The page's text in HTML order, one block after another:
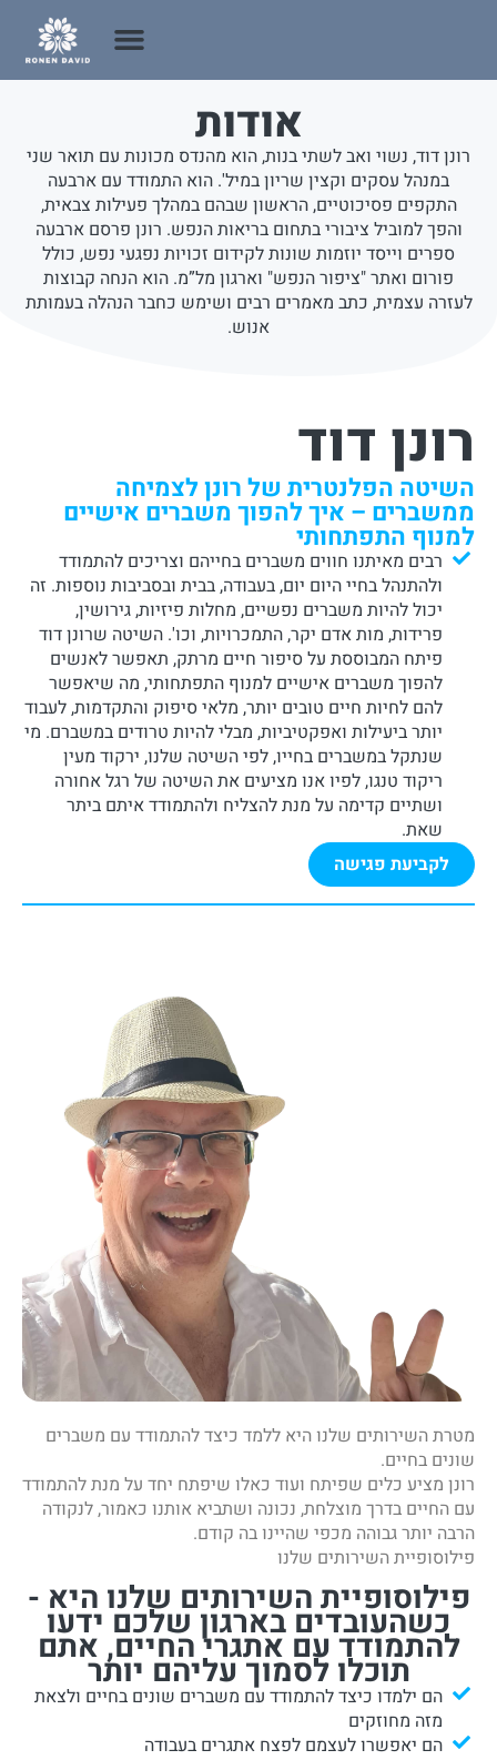
אודות
רונן דוד, נשוי ואב לשתי בנות, הוא מהנדס מכונות עם תואר שני
במנהל עסקים וקצין שריון במיל'. הוא התמודד עם ארבעה
התקפים פסיכוטיים, הראשון שבהם במהלך פעילות צבאית,
והפך למוביל ציבורי בתחום בריאות הנפש. רונן פרסם ארבעה
ספרים וייסד יוזמות שונות לקידום זכויות נפגעי נפש, כולל
פורום ואתר "ציפור הנפש" וארגון מל”מ. הוא הנחה קבוצות
לעזרה עצמית, כתב מאמרים רבים ושימש כחבר הנהלה בעמותת
אנוש.
רונן דוד
השיטה הפלנטרית של רונן לצמיחה
ממשברים – איך להפוך משברים אישיים
למנוף התפתחותי
רבים מאיתנו חווים משברים בחייהם וצריכים להתמודד
ולהתנהל בחיי היום יום, בעבודה, בבית ובסביבות נוספות. זה
יכול להיות משברים נפשיים, מחלות פיזיות, גירושין,
פרידות, מות אדם יקר, התמכרויות, וכו'. השיטה שרונן דוד
פיתח המבוססת על סיפור חיים מרתק, תאפשר לאנשים
להפוך משברים אישיים למנוף התפתחותי, מה שיאפשר
להם לחיות חיים טובים יותר, מלאי סיפוק והתקדמות, לעבוד
יותר ביעילות ואפקטיביות, מבלי להיות טרודים במשברם. מי
שנתקל במשברים בחייו, לפי השיטה שלנו, ירקוד מעין
ריקוד טנגו, לפיו אנו מציעים את השיטה של רגל אחורה
ושתיים קדימה על מנת להצליח ולהתמודד איתם ביתר
שאת.
לקביעת פגישה
מטרת השירותים שלנו היא ללמד כיצד להתמודד עם משברים
שונים בחיים.
רונן מציע כלים שפיתח ועוד כאלו שיפתח יחד על מנת להתמודד
עם החיים בדרך מוצלחת, נכונה ושתביא אותנו כאמור, לנקודה
הרבה יותר גבוהה מכפי שהיינו בה קודם.
פילוסופיית השירותים שלנו
פילוסופיית השירותים שלנו היא -
כשהעובדים בארגון שלכם ידעו
להתמודד עם אתגרי החיים, אתם
תוכלו לסמוך עליהם יותר
הם ילמדו כיצד להתמודד עם משברים שונים בחיים ולצאת
מזה מחוזקים
הם יאפשרו לעצמם לפצח אתגרים בעבודה